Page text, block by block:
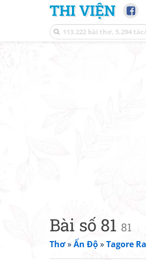
THI VIỆN
Bài số 81 81
Thơ»Ấn Độ»Tagore